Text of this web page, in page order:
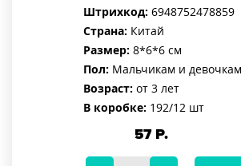
Штрихкод: 6948752478859
Страна: Китай
Размер: 8*6*6 см
Пол: Мальчикам и девочкам
Возраст: от 3 лет
В коробке: 192/12 шт
57Р.